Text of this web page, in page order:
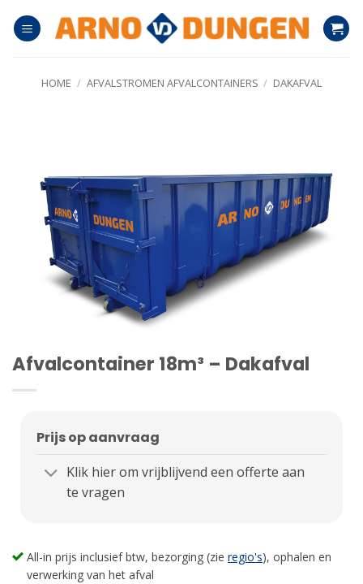
naar
HOME / AFVALSTROMEN AFVALCONTAINERS / DAKAFVAL
Afvalcontainer 18m³ – Dakafval
Prijs op aanvraag
Klik hier om vrijblijvend een offerte aan
te vragen
All-in prijs inclusief btw, bezorging (zieregio's), ophalen en
verwerking van het afval